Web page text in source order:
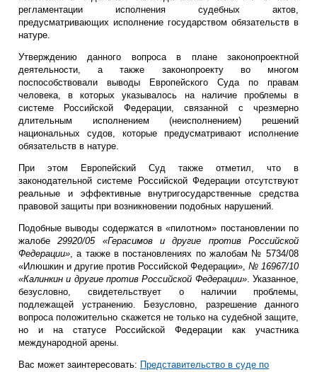
регламентации исполнения судебных актов,
предусматривающих исполнение государством обязательств в
натуре.
Утверждению данного вопроса в плане законопроектной
деятельности, а также законопроекту во многом
поспособствовали выводы Европейского Суда по правам
человека, в которых указывалось на наличие проблемы в
системе Российской Федерации, связанной с чрезмерно
длительным исполнением (неисполнением) решений
национальных судов, которые предусматривают исполнение
обязательств в натуре.
При этом Европейский Суд также отметил, что в
законодательной системе Российской Федерации отсутствуют
реальные и эффективные внутригосударственные средства
правовой защиты при возникновении подобных нарушений.
Подобные выводы содержатся в «пилотном» постановлении по
жалобе29920/05 «Герасимов и другие против Российской
Федерации» , а также в постановлениях по жалобам № 5734/08
«Илюшкин и другие против Российской Федерации», № 16967/10
«Калинкин и другие против Российской Федерации». Указанное,
безусловно, свидетельствует о наличии проблемы,
подлежащей устранению. Безусловно, разрешение данного
вопроса положительно скажется не только на судебной защите,
но и на статусе Российской Федерации как участника
международной арены.
Вас может заинтересовать: Представительство в суде по